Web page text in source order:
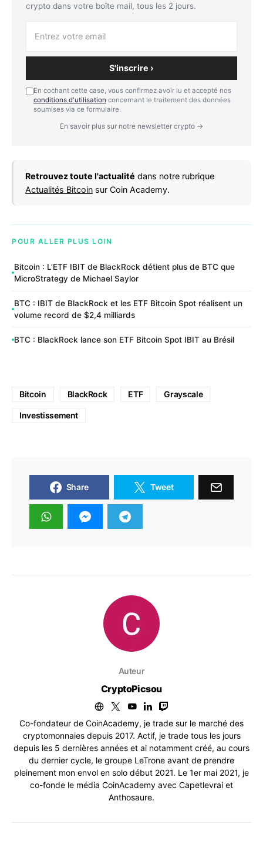
crypto dans votre boîte mail, tous les 2 jours.
S'inscrire ›
En cochant cette case, vous confirmez avoir lu et accepté nos
conditions d'utilisation concernant le traitement des données
soumises via ce formulaire.
En savoir plus sur notre newsletter crypto →
Retrouvez toute l'actualité dans notre rubrique
Actualités Bitcoin sur Coin Academy.
POUR ALLER PLUS LOIN
Bitcoin : L’ETF IBIT de BlackRock détient plus de BTC que
MicroStrategy de Michael Saylor
BTC : IBIT de BlackRock et les ETF Bitcoin Spot réalisent un
volume record de $2,4 milliards
BTC : BlackRock lance son ETF Bitcoin Spot IBIT au Brésil
Bitcoin BlackRock ETF Grayscale
Investissement
Share Tweet
Auteur
CryptoPicsou
Co-fondateur de CoinAcademy, je trade sur le marché des
cryptomonnaies depuis 2017. Actif, je trade tous les jours
depuis les 5 dernières années et ai notamment créé, au cours
du dernier cycle, le groupe LeTrone avant de prendre
pleinement mon envol en solo début 2021. Le 1er mai 2021, je
co-fonde le média CoinAcademy avec Capetlevrai et
Anthosaure.